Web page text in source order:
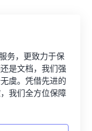
务，更致力于保
是文档，我们强
虞。凭借先进的
我们全方位保障